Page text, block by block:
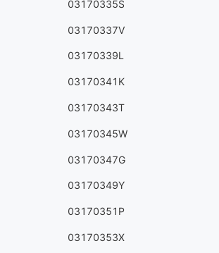
03170335S
03170337V
03170339L
03170341K
03170343T
03170345W
03170347G
03170349Y
03170351P
03170353X